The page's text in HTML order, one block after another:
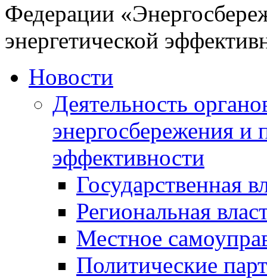
Федерации
энергетической
Новости
Деятельность
энергосбережения и
эффективности
Государственная
Региональная
Местное
Политические